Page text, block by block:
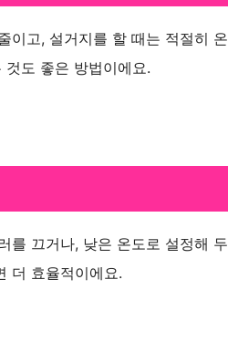
이고, 설거지를 할 때는 적절히 온
도 좋은 방법이에요.
를 끄거나, 낮은 온도로 설정해 두
더 효율적이에요.